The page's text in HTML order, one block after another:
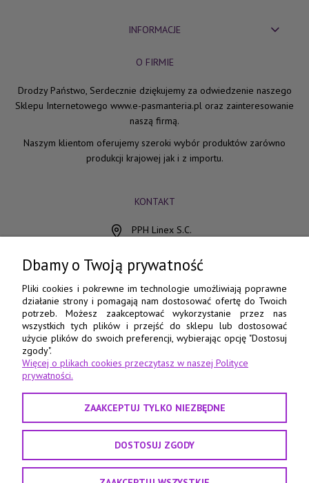
INFORMACJE
O FIRMIE
Drodzy Państwo, Serdecznie dziękujemy za odwiedzenie naszego
Sklepu Internetowego www.e-pasmanteria.pl oraz zainteresowanie
naszą firmą.
Naszym klientom oferujemy szeroki wybór produktów zarówno
produkcji krajowej jak i z importu.
KONTAKT
PPH Linex S.C.
85-078 Bydgoszcz
798 560 760
52 345 73 17
e-pasmanteria@e-pasmanteria.home.pl
8:00 - 16:00
Dbamy o Twoją prywatność
Pliki cookies i pokrewne im technologie umożliwiają poprawne
działanie strony i pomagają nam dostosować ofertę do Twoich
potrzeb. Możesz zaakceptować wykorzystanie przez nas
wszystkich tych plików i przejść do sklepu lub dostosować
użycie plików do swoich preferencji, wybierając opcję "Dostosuj
zgody".
Więcej o plikach cookies przeczytasz w naszej Polityce
prywatności.
ZAAKCEPTUJ TYLKO NIEZBĘDNE
DOSTOSUJ ZGODY